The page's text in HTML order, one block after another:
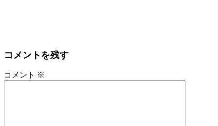
コメントを残す
コメント ※